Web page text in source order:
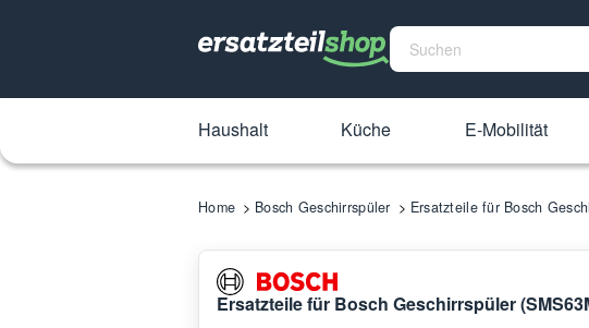
Haushalt Küche E-Mobilität
Home Bosch Geschirrspüler Ersatzteile für Bosch
Ersatzteile für Bosch Geschirrspüler